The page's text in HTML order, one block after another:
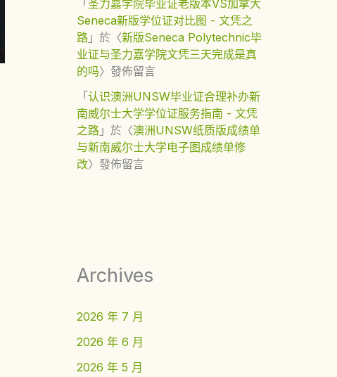
「圣力嘉学院毕业证老版本VS加拿大
Seneca新版学位证对比图 - 文凭之
路 」於〈新版Seneca Polytechnic毕
业证与圣力嘉学院文凭三天完成是真
的吗〉發佈留言
「认识澳洲UNSW毕业证合理补办新
南威尔士大学学位证服务指南 - 文凭
之路 」於〈澳洲UNSW纸质版成绩单
与新南威尔士大学电子图成绩单修
改〉發佈留言
Archives
2026 年 7 月
2026 年 6 月
2026 年 5 月